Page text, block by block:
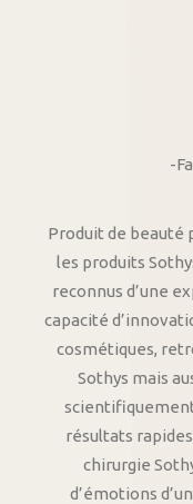
-
Produit de beauté
les produits
reconnus d’une
capacité
cosmétiques,
Sothys mais
résultats
chirurgie
d’émotions